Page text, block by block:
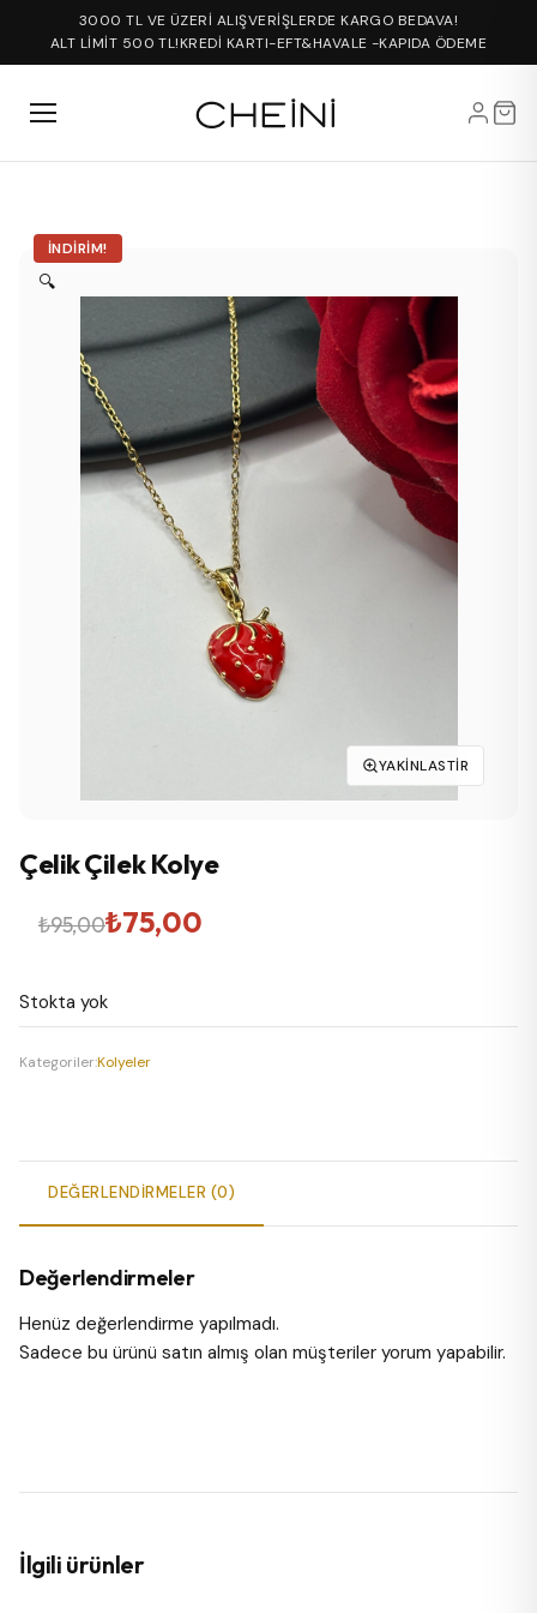
3000 TL VE ÜZERİ ALIŞVERİŞLERDE KARGO BEDAVA!
ALT LİMİT 500 TL!KREDİ KARTI-EFT&HAVALE -KAPIDA ÖDEME
İNDIRIM!
🔍
YAKINLASTIR
Çelik Çilek Kolye
₺95,00
Orijinal
₺95,00.
₺75,00
Şu
fiyat:
₺75,00.
Stokta yok
Kategoriler:Kolyeler
DEĞERLENDIRMELER (0)
Değerlendirmeler
Henüz değerlendirme yapılmadı.
Sadece bu ürünü satın almış olan müşteriler yorum yapabilir.
İlgili ürünler